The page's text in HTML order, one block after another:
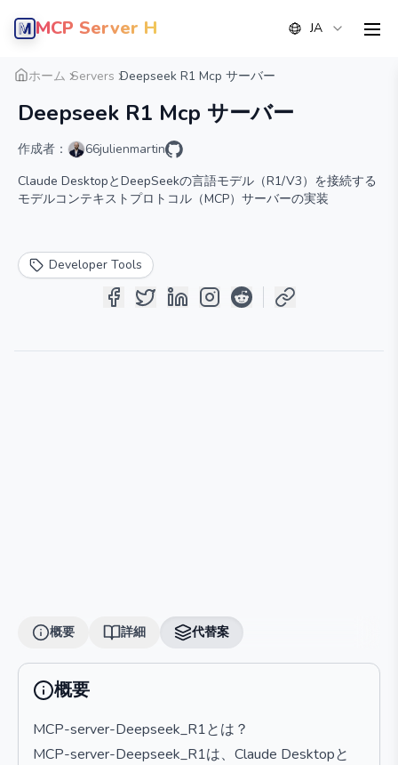
MCP Server Hub JA
ホーム Servers Deepseek R1 Mcp サーバー
Deepseek R1 Mcp サーバー
作成者：
66julienmartin
Claude DesktopとDeepSeekの言語モデル（R1/V3）を接続する
モデルコンテキストプロトコル（MCP）サーバーの実装
Developer Tools
概要 詳細 代替案
概要 詳細 代替案
概要
MCP-server-Deepseek_R1とは？
MCP-server-Deepseek_R1は、Claude Desktopと